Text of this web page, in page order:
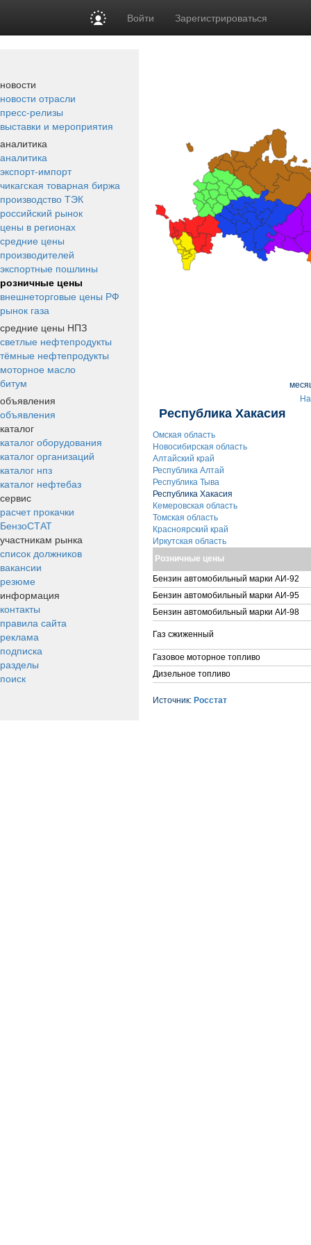
Войти Зарегистрироваться
новости
новости отрасли
пресс-релизы
выставки и мероприятия
аналитика
аналитика
экспорт-импорт
чикагская товарная биржа
производство ТЭК
российский рынок
цены в регионах
средние цены
производителей
экспортные пошлины
розничные цены
внешнеторговые цены РФ
рынок газа
средние цены НПЗ
светлые нефтепродукты
тёмные нефтепродукты
моторное масло
битум
объявления
объявления
каталог
каталог оборудования
каталог организаций
каталог нпз
каталог нефтебаз
сервис
расчет прокачки
БензоСТАТ
участникам рынка
список должников
вакансии
резюме
информация
контакты
правила сайта
реклама
подписка
разделы
поиск
Республика Хакасия
Омская область
Новосибирская область
Алтайский край
Республика Алтай
Республика Тыва
Республика Хакасия
Кемеровская область
Томская область
Красноярский край
Иркутская область
Розничные цены
Бензин автомобильный марки АИ-92
Бензин автомобильный марки АИ-95
Бензин автомобильный марки АИ-98
Газ сжиженный
Газовое моторное топливо
Дизельное топливо
Источник: Росстат